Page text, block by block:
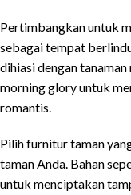
Pertimbangkan untuk
sebagai tempat
dihiasi dengan
morning glory untuk
romantis.
Pilih furnitur taman
taman Anda. Bahan
untuk menciptakan